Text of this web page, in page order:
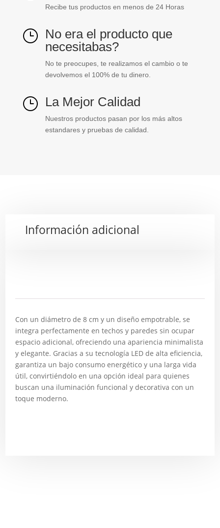
Recibe tus productos en menos de 24 Horas
} No era el producto que
necesitabas?
No te preocupes, te realizamos el cambio o te
devolvemos el 100% de tu dinero.
} La Mejor Calidad
Nuestros productos pasan por los más altos
estandares y pruebas de calidad.
Información adicional
Con un diámetro de 8 cm y un diseño empotrable, se
integra perfectamente en techos y paredes sin ocupar
espacio adicional, ofreciendo una apariencia minimalista
y elegante. Gracias a su tecnología LED de alta eficiencia,
garantiza un bajo consumo energético y una larga vida
útil, convirtiéndolo en una opción ideal para quienes
buscan una iluminación funcional y decorativa con un
toque moderno.